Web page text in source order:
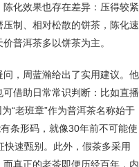
化效果也存在差异：压得较紧
制、相对松散的饼茶，陈化速
普洱茶多以饼茶为主。
，周蓝瀚给出了实用建议。他
借助日常常识判断：比如直播
“老班章”作为普洱茶名称始于
条形码，就像30年前不可能使
速甄别。此外，假茶多采用
真正的老茶即便历经百年，内